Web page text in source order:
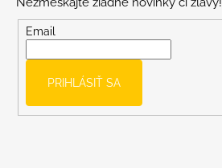
Email
PRIHLÁSIŤ SA